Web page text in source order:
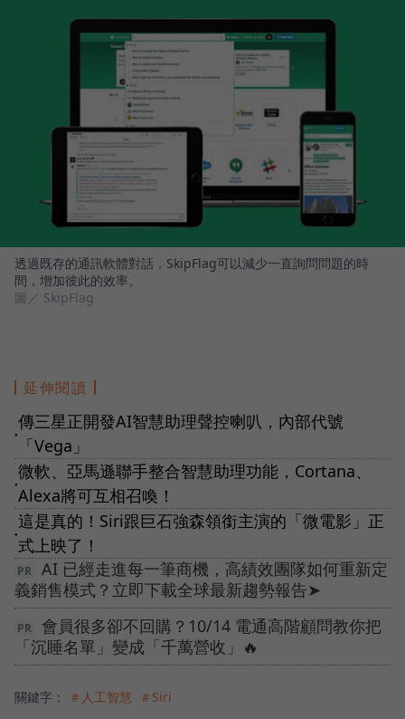
透過既存的通訊軟體對話，SkipFlag可以減少一直詢問問題的時
間，增加彼此的效率。
圖／ SkipFlag
延伸閱讀
●
傳三星正開發AI智慧助理聲控喇叭，內部代號
「Vega」
●
微軟、亞馬遜聯手整合智慧助理功能，Cortana、
Alexa將可互相召喚！
●
這是真的！Siri跟巨石強森領銜主演的「微電影」正
式上映了！
AI 已經走進每一筆商機，高績效團隊如何重新定
義銷售模式？立即下載全球最新趨勢報告➤
會員很多卻不回購？10/14 電通高階顧問教你把
「沉睡名單」變成「千萬營收」🔥
關鍵字： ＃人工智慧 ＃Siri